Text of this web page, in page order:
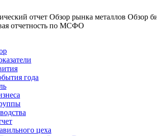
отчет Обзор рынка металлов Обзор
отчетность по МСФО
года
цеха